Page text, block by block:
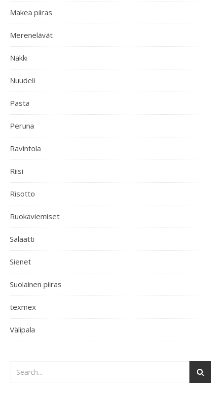
Makea piiras
Merenelävät
Nakki
Nuudeli
Pasta
Peruna
Ravintola
Riisi
Risotto
Ruokaviemiset
Salaatti
Sienet
Suolainen piiras
texmex
Välipala